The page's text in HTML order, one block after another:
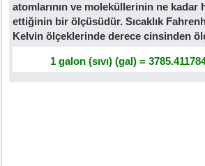
atomlarının ve moleküllerinin ne kadar
ettiğinin bir ölçüsüdür. Sıcaklık
Kelvin ölçeklerinde derece cinsinden
1 galon (sıvı) (gal) =